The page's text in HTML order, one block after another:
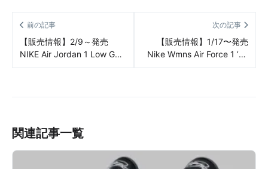
前の記事
【販売情報】2/9～発売
NIKE Air Jordan 1 Low Golf
次の記事
【販売情報】1/17〜発売
Nike Wmns Air Force 1 ’07
関連記事一覧